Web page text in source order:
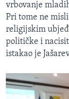
vrbovanje
Pri tome ne
religijskim
političke i
istakao je